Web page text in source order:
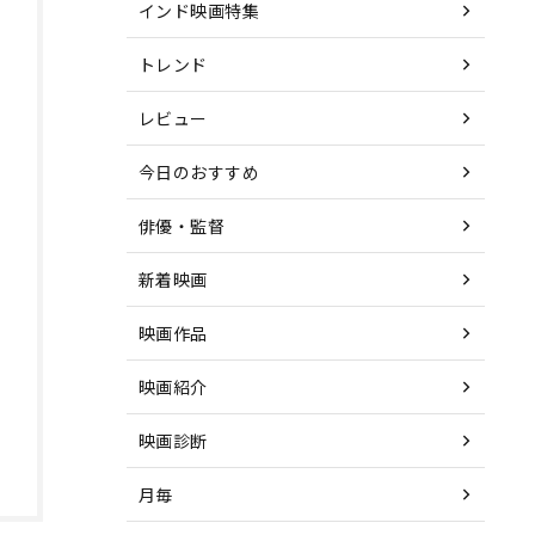
インド映画特集
トレンド
レビュー
今日のおすすめ
俳優・監督
新着映画
映画作品
映画紹介
映画診断
月毎